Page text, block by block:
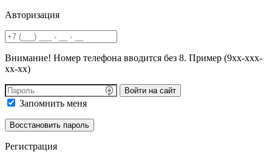
Авторизация
Внимание! Номер телефона вводится без 8. Пример (9хх-ххх-
хх-хх)
Войти на сайт
Запомнить меня
Регистрация